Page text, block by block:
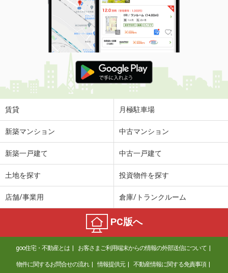
賃貸 月極駐車場
新築マンション 中古マンション
新築一戸建て 中古一戸建て
土地を探す 投資物件を探す
店舗/事業用 倉庫/トランクルーム
PC版へ
goo住宅・不動産とは お客さまご利用端末からの情報の外部送信について
物件に関するお問合せの流れ 情報提供元 不動産情報に関する免責事項